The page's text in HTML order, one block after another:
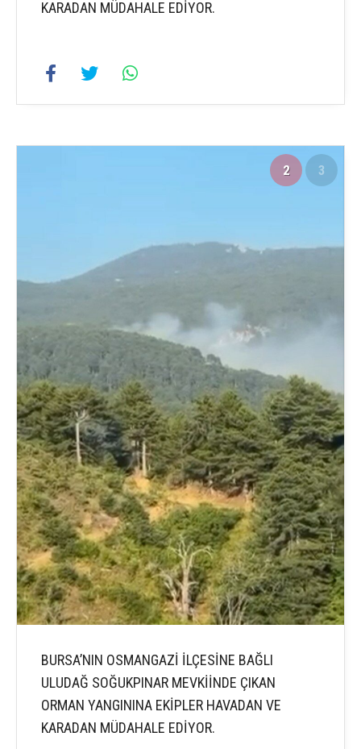
KARADAN MÜDAHALE EDİYOR.
2 3
BURSA’NIN OSMANGAZİ İLÇESİNE BAĞLI
ULUDAĞ SOĞUKPINAR MEVKİİNDE ÇIKAN
ORMAN YANGININA EKİPLER HAVADAN VE
KARADAN MÜDAHALE EDİYOR.